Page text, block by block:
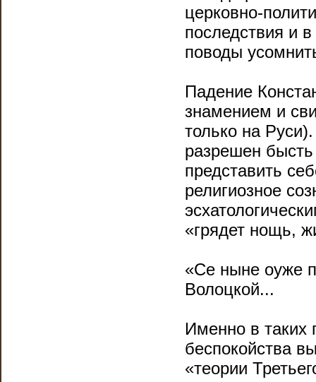
церковно-
последствия и
поводы
Падение
знамением и
только на
разрешен
представить
религиозное
«грядет нощь,
«Се ныне оуже
Волоцкой...
Именно в таких
беспокойства
«теории